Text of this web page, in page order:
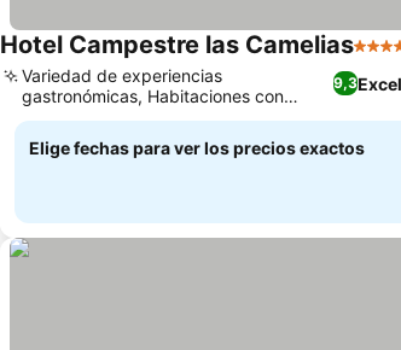
Hotel Campestre las Camelias5
9,3
Variedad de experiencias
gastronómicas, Habitaciones con
techos de bambú únicos
Elige fechas para ver los precios exactos